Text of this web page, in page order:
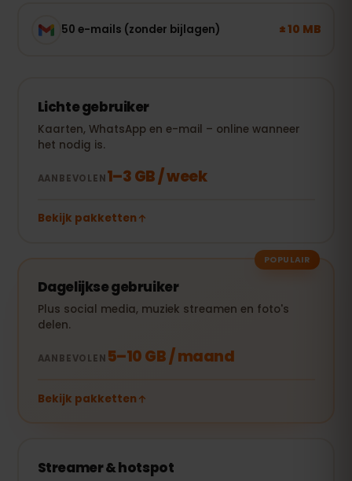
50 e-mails (zonder bijlagen) ± 10 MB
Lichte gebruiker
Kaarten, WhatsApp en e-mail – online wanneer
het nodig is.
AANBEVOLEN1–3 GB / week
Bekijk pakketten
POPULAIR
Dagelijkse gebruiker
Plus social media, muziek streamen en foto's
delen.
AANBEVOLEN 5–10 GB / maand
Bekijk pakketten
Streamer & hotspot